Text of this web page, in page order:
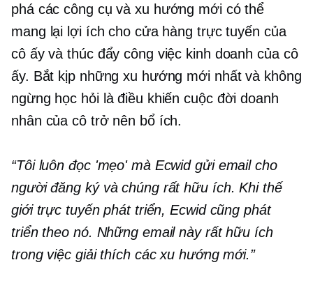
phá các công cụ và xu hướng mới có thể
mang lại lợi ích cho cửa hàng trực tuyến của
cô ấy và thúc đẩy công việc kinh doanh của cô
ấy. Bắt kịp những xu hướng mới nhất và không
ngừng học hỏi là điều khiến cuộc đời doanh
nhân của cô trở nên bổ ích.
“Tôi luôn đọc 'mẹo' mà Ecwid gửi email cho
người đăng ký và chúng rất hữu ích. Khi thế
giới trực tuyến phát triển, Ecwid cũng phát
triển theo nó. Những email này rất hữu ích
trong việc giải thích các xu hướng mới.”